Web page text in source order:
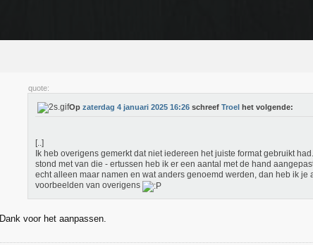
quote:
Op zaterdag 4 januari 2025 16:26 schreef Troel het volgende:
[..]
Ik heb overigens gemerkt dat niet iedereen het juiste format gebruikt
stond met van die - ertussen heb ik er een aantal met de hand
echt alleen maar namen en wat anders genoemd werden, dan heb ik je
voorbeelden van overigens
Dank voor het aanpassen.